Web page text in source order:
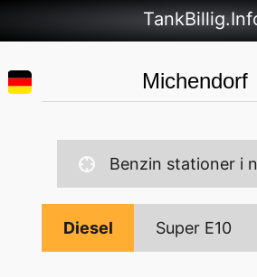
Benzin stationer i
Diesel Super E10